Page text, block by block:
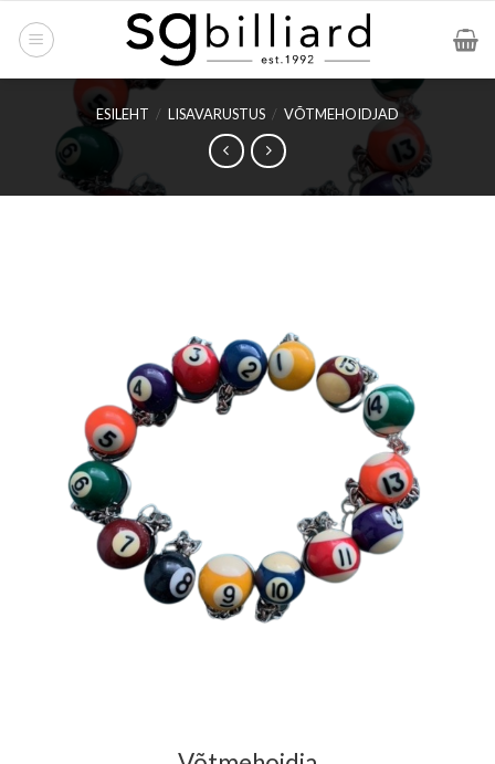
ESILEHT / LISAVARUSTUS / VÕTMEHOIDJAD